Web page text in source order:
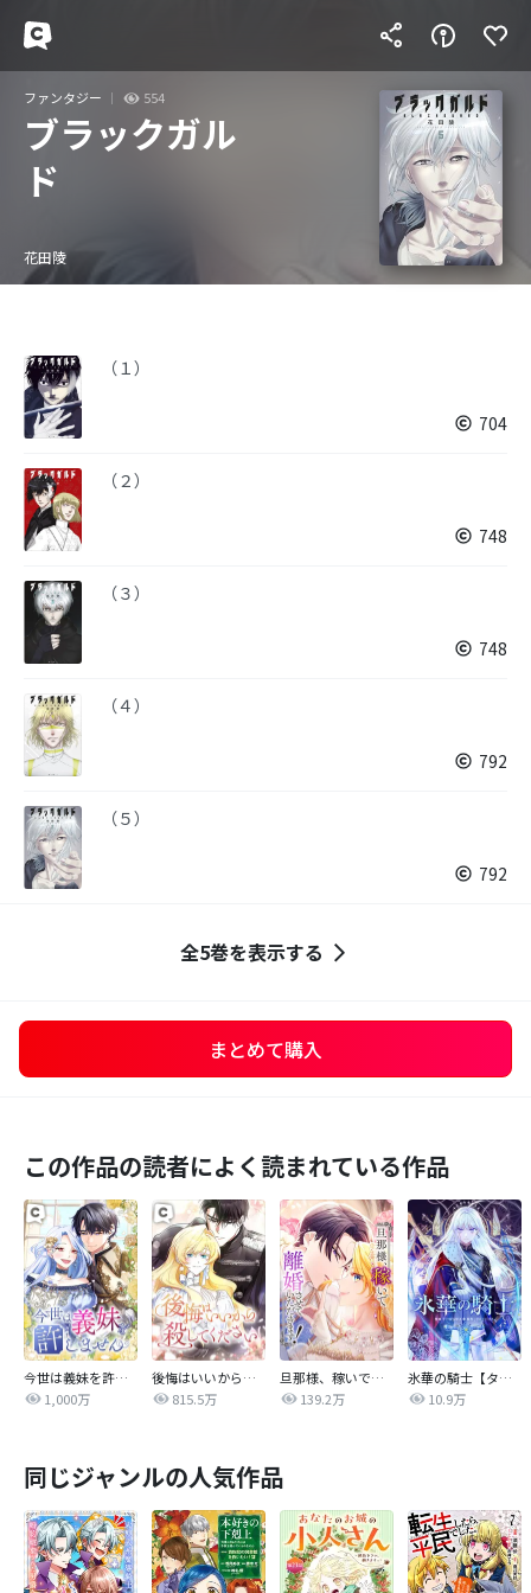
ファンタジー 554
ブラックガル
ド
花田陵
（１）
704
（２）
748
（３）
748
（４）
792
（５）
792
全5巻を表示する
まとめて購入
この作品の読者によく読まれている作品
今世は義妹を許しません
1,000万
後悔はいいから殺してください
815.5万
旦那様、稼いで離婚させていただきます！
139.2万
氷華の騎士【タテヨミ】
10.9万
同じジャンルの人気作品